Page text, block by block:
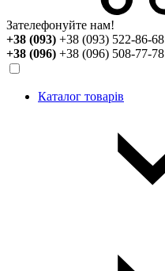
Зателефонуйте нам!
+38 (093) +38 (093) 522-86-68
+38 (096) +38 (096) 508-77-78
Каталог товарів